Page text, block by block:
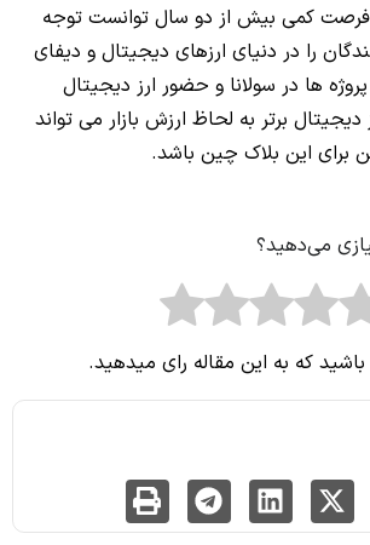
فرصت کمی بیش از دو سال توانست توجه
را در دنیای ارزهای دیجیتال و دیفای
ها در سولانا و حضور ارز دیجیتال
در میان 10 ارز دیجیتال برتر به‌ لحاظ ارزش بازار می‌ تواند
برای این بلاک چین باشد.
می‌دهید؟
باشید که به این مقاله رای میدهید.